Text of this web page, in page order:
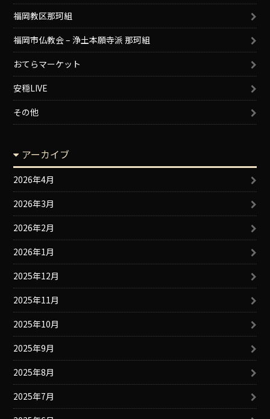
福岡教区那珂組
福岡市仏教会 – 浄土本願寺派 那珂組
おてらマーケット
安穏LIVE
その他
アーカイブ
2026年4月
2026年3月
2026年2月
2026年1月
2025年12月
2025年11月
2025年10月
2025年9月
2025年8月
2025年7月